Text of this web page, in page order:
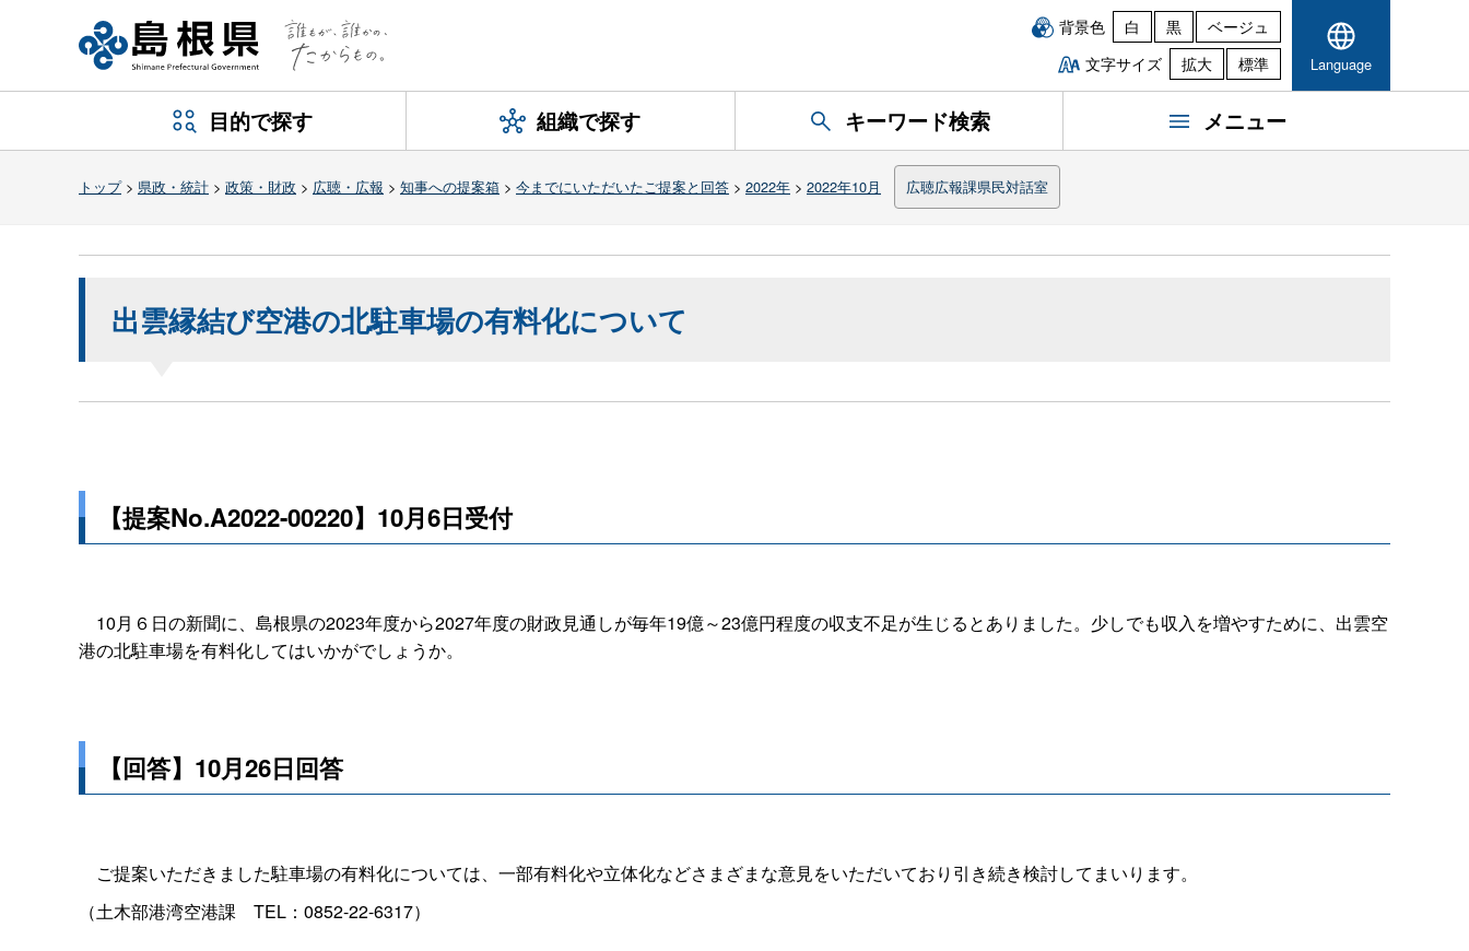
背景色 白 黒
ベージュ
文字サイズ
拡大 標準 Language
目的で探す 組織で探す キーワード検索 メニュー
トップ> 県政・統計 > 政策・財政 > 広聴・広報 > 知事への提案箱 > 今までにいただいたご提案と回答 > 2022年 > 2022年10月 広聴広報課県民対話室
出雲縁結び空港の北駐車場の有料化について
【提案No.A2022-00220】10月6日受付
10月６日の新聞に、島根県の2023年度から2027年度の財政見通しが毎年19億～23億円程度の収支不足が生じるとありました。少しでも収入を増やすために、出雲空
港の北駐車場を有料化してはいかがでしょうか。
【回答】10月26日回答
ご提案いただきました駐車場の有料化については、一部有料化や立体化などさまざまな意見をいただいており引き続き検討してまいります。
（土木部港湾空港課 TEL：0852-22-6317）